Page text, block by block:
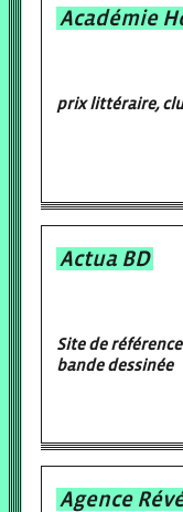
Académie
prix littéraire,
Actua BD
Site de
bande dessinée
Agence